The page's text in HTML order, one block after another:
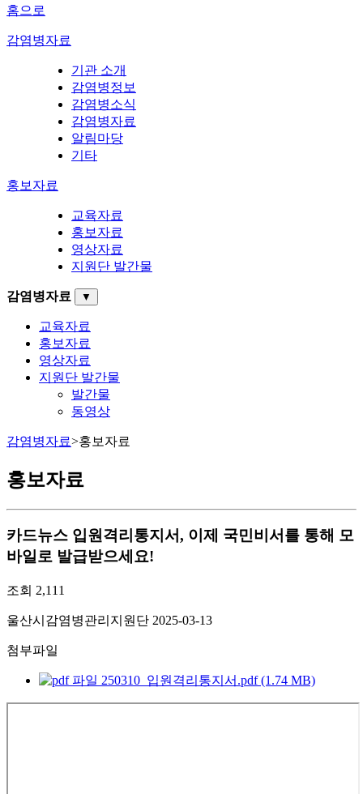
홈으로
감염병자료
기관 소개
감염병정보
감염병소식
감염병자료
알림마당
기타
홍보자료
교육자료
홍보자료
영상자료
지원단 발간물
감염병자료 ▼
교육자료
홍보자료
영상자료
지원단 발간물
발간물
동영상
감염병자료>홍보자료
홍보자료
카드뉴스 입원격리통지서, 이제 국민비서를 통해 모
바일로 발급받으세요!
조회 2,111
울산시감염병관리지원단 2025-03-13
첨부파일
250310_입원격리통지서.pdf (1.74 MB)